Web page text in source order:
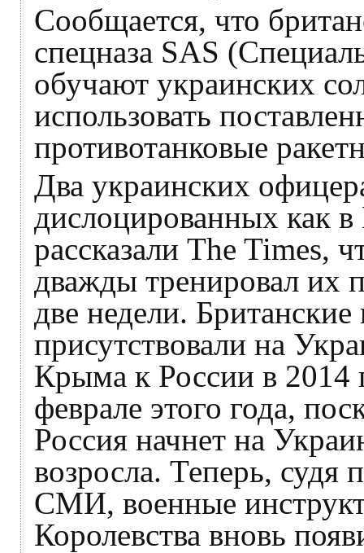
Сообщается, что
спецназа SAS
обучают украинских
использовать
противотанковые
Два украинских
дислоцированных как
рассказали The Times,
дважды тренировал их
две недели.
присутствовали на
Крыма к России в 2014
феврале этого года,
Россия начнет на
возросла. Теперь,
СМИ, военные
Королевства вновь